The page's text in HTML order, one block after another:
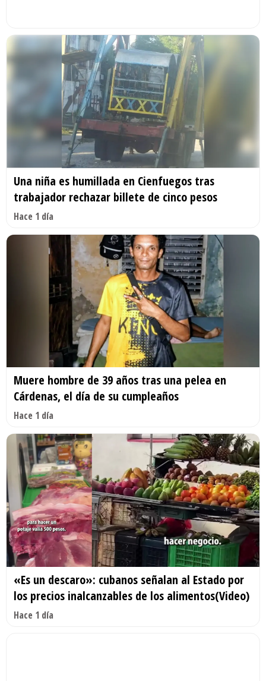
Una niña es humillada en Cienfuegos tras
trabajador rechazar billete de cinco pesos
Hace 1 día
Muere hombre de 39 años tras una pelea en
Cárdenas, el día de su cumpleaños
Hace 1 día
«Es un descaro»: cubanos señalan al Estado por
los precios inalcanzables de los alimentos(Video)
Hace 1 día